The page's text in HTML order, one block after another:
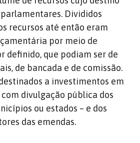
Divididos
recursos até então eram
por meio de
definido, que podiam ser de
de bancada e de comissão.
a investimentos em
com divulgação pública dos
ou estados – e dos
das emendas.